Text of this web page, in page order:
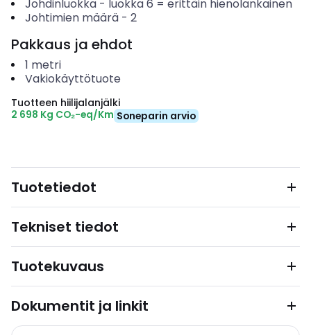
Johdinluokka- luokka 6 = erittäin hienolankainen
Johtimien määrä- 2
Pakkaus ja ehdot
1 metri
Vakiokäyttötuote
Tuotteen hiilijalanjälki
2 698 Kg CO₂-eq/Km Soneparin arvio
Tuotetiedot
Tekniset tiedot
Tuotekuvaus
Dokumentit ja linkit